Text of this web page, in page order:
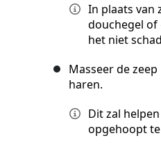
In plaats van
douchegel of
het niet
Masseer de
haren.
Dit zal
opgehoopt